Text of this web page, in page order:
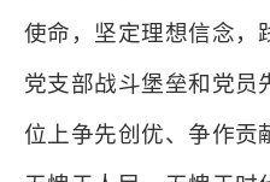
使命，坚定理想信念，
党支部战斗堡垒和党员
位上争先创优、争作贡